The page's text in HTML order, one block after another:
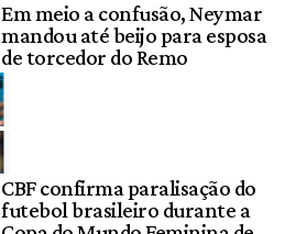
Em meio a confusão, Neymar
mandou até beijo para esposa
de torcedor do Remo
CBF confirma paralisação do
futebol brasileiro durante a